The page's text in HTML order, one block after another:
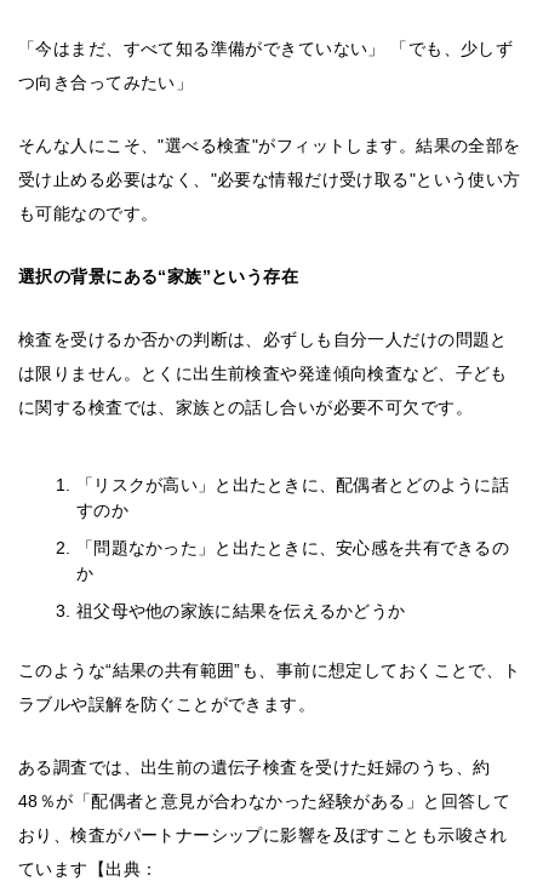
「今はまだ、すべて知る準備ができていない」 「でも、少しず
つ向き合ってみたい」
そんな人にこそ、"選べる検査"がフィットします。結果の全部を
受け止める必要はなく、"必要な情報だけ受け取る"という使い方
も可能なのです。
選択の背景にある“家族”という存在
検査を受けるか否かの判断は、必ずしも自分一人だけの問題と
は限りません。とくに出生前検査や発達傾向検査など、子ども
に関する検査では、家族との話し合いが必要不可欠です。
「リスクが高い」と出たときに、配偶者とどのように話
すのか
「問題なかった」と出たときに、安心感を共有できるの
か
祖父母や他の家族に結果を伝えるかどうか
このような“結果の共有範囲”も、事前に想定しておくことで、ト
ラブルや誤解を防ぐことができます。
ある調査では、出生前の遺伝子検査を受けた妊婦のうち、約
48％が「配偶者と意見が合わなかった経験がある」と回答して
おり、検査がパートナーシップに影響を及ぼすことも示唆され
ています【出典：